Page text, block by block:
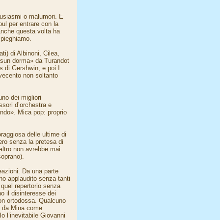
o malumori. E
per entrare con la
questa volta ha
di Albinoni, Cilea,
dorma» da Turandot
Gershwin, e poi I
non soltanto
dei migliori
d’orchestra e
Mica pop: proprio
delle ultime di
senza la pretesa di
non avrebbe mai
Da una parte
applaudito senza tanti
repertorio senza
il disinteresse dei
ortodossa. Qualcuno
Mina come
l’inevitabile Giovanni